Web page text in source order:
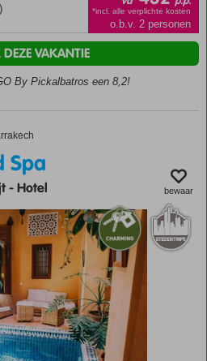
*incl. alle verplichte kosten
o.b.v. 2 personen
By Pickalbatros een 8,2!
VAKANTIE
Spa
-Hotel bewaar